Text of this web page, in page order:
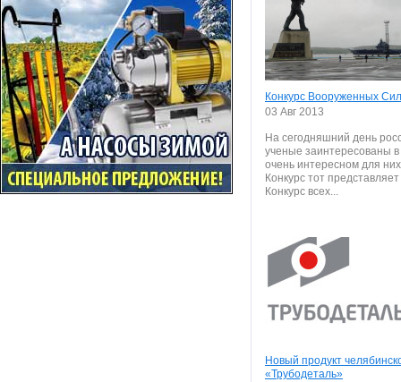
Конкурс Вооруженных Сил
03 Авг 2013
На сегодняшний день
ученые заинтересованы
очень интересном для них
Конкурс тот
Конкурс всех...
Новый продукт
«Трубодеталь»